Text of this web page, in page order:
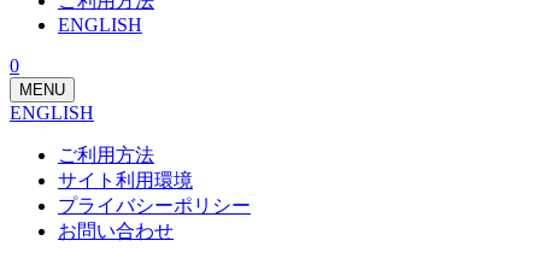
ENGLISH
0
MENU
ENGLISH
ご利用方法
サイト利用環境
プライバシーポリシー
お問い合わせ